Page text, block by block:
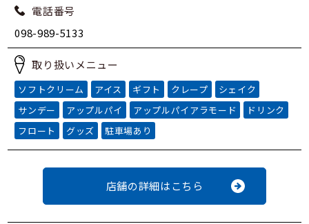
電話番号
098-989-5133
取り扱いメニュー
ソフトクリーム アイス ギフト クレープ
シェイク
サンデー
アップルパイ アップルパイアラモード
ドリンク
フロート
グッズ 駐車場あり
店舗の詳細はこちら